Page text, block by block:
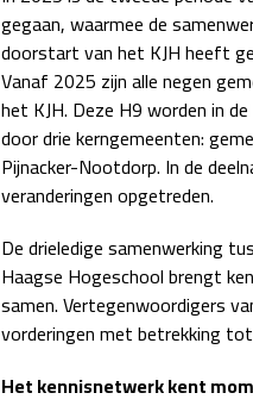
gegaan, waarmee de
doorstart van het KJH heeft
Vanaf 2025 zijn alle negen
het KJH. Deze H9 worden in
door drie kerngemeenten:
Pijnacker-Nootdorp. In de
veranderingen opgetreden.
De drieledige samenwerking
Haagse Hogeschool brengt
samen. Vertegenwoordigers
vorderingen met betrekking
Het kennisnetwerk kent